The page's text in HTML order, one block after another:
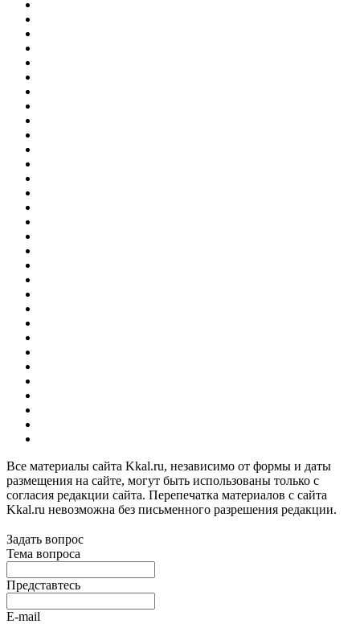
Все материалы сайта Kkal.ru, независимо от формы и даты
размещения на сайте, могут быть использованы только с
согласия редакции сайта. Перепечатка материалов с сайта
Kkal.ru невозможна без письменного разрешения редакции.
Задать вопрос
Тема вопроса
Представтесь
E-mail